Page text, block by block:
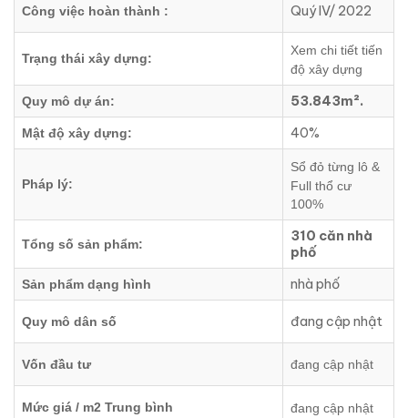
Công việc hoàn thành : Quý IV/ 2022
Trạng thái xây dựng:
Xem chi tiết tiến
độ xây dựng
Quy mô dự án: 53.843m².
Mật độ xây dựng: 40%
Pháp lý:
Sổ đỏ từng lô &
Full thổ cư
100%
Tổng số sản phẩm:
310 căn nhà
phố
Sản phẩm dạng hình nhà phố
Quy mô dân số đang cập nhật
Vốn đầu tư đang cập nhật
Mức giá / m2 Trung bình đang cập nhật